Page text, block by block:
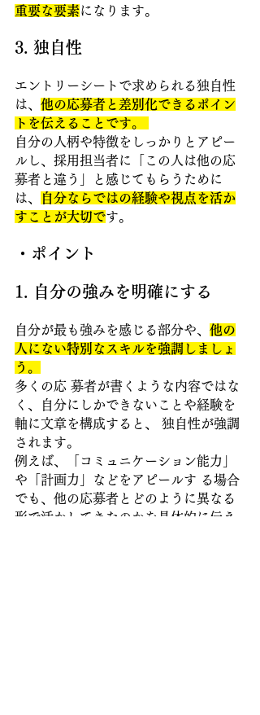
重要な要素になります。
3. 独自性
エントリーシートで求められる独自性
は、 他の応募者と差別化できるポイン
トを伝えることです。
自分の人柄や特徴をしっかりとアピー
ルし、採用担当者に「この人は他の応
募者と違う」と感じてもらうために
は、
自分ならではの経験や視点を活か
すことが大切です。
・ポイント
1. 自分の強みを明確にする
自分が最も強みを感じる部分や、 他の
人にない特別なスキルを強調しましょ
う。
多くの応 募者が書くような内容ではな
く、自分にしかできないことや経験を
軸に文章を構成すると、 独自性が強調
されます。
例えば、「コミュニケーション能力」
や「計画力」などをアピールす る場合
でも、他の応募者とどのように異なる
形で活かしてきたのかを具体的に伝え